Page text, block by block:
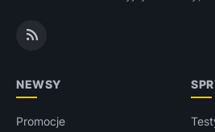
NEWSY
Promocje